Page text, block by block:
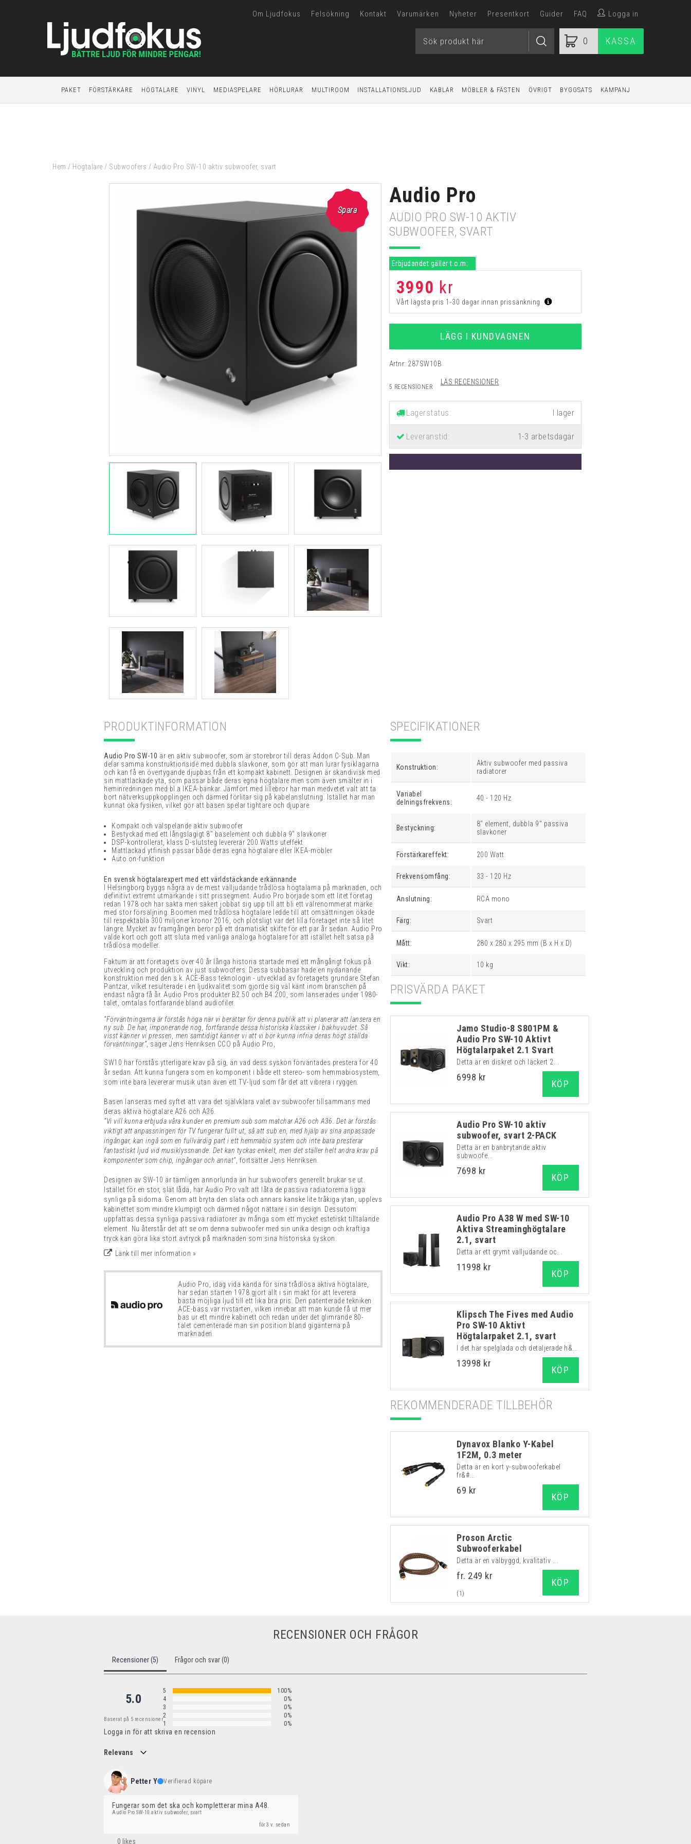
Om Ljudfokus Felsökning Kontakt Varumärken Nyheter Presentkort Guider FAQ Logga in
0 KASSA
PAKET FÖRSTÄRKARE HÖGTALARE VINYL MEDIASPELARE HÖRLURAR MULTIROOM INSTALLATIONSLJUD KABLAR MÖBLER & FÄSTEN ÖVRIGT BYGGSATS KAMPANJ
Hem / Högtalare / Subwoofers / Audio Pro SW-10 aktiv subwoofer, svart
Spara
Audio Pro
AUDIO PRO SW-10 AKTIV
SUBWOOFER, SVART
Erbjudandet gäller t.o.m:
3990 kr
Vårt lägsta pris 1-30 dagar innan prissänkning
LÄGG I KUNDVAGNEN
Artnr: 287SW10B
5 RECENSIONER
LÄS RECENSIONER
Lagerstatus:
Leveranstid: 1-3 arbetsdagar
PRODUKTINFORMATION
Audio Pro SW-10 är en aktiv subwoofer, som är storebror till deras Addon C-Sub. Man
delar samma konstruktionsidé med dubbla slavkoner, som gör att man lurar fysiklagarna
och kan få en övertygande djupbas från ett kompakt kabinett. Designen är skandivisk med
sin mattlackade yta, som passar både deras egna högtalare men som även smälter in i
heminredningen med bl.a IKEA-bänkar. Jämfört med lillebror har man medvetet valt att ta
bort nätverksuppkopplingen och därmed förlitar sig på kabelanslutning. Istället har man
kunnat öka fysiken, vilket gör att basen spelar tightare och djupare.
Kompakt och välspelande aktiv subwoofer
Bestyckad med ett långslagigt 8" baselement och dubbla 9" slavkoner
DSP-kontrollerat, klass D-slutsteg levererar 200 Watts uteffekt
Mattlackad ytfinish passar både deras egna högtalare eller IKEA-möbler
Auto on-funktion
En svensk högtalarexpert med ett världstäckande erkännande
I Helsingborg byggs några av de mest välljudande trådlösa högtalarna på marknaden, och
definitivt extremt utmärkande i sitt prissegment. Audio Pro började som ett litet företag
redan 1978 och har sakta men säkert jobbat sig upp till att bli ett välrenommerat märke
med stor försäljning. Boomen med trådlösa högtalare ledde till att omsättningen ökade
till respektabla 300 miljoner kronor 2016, och plötsligt var det lilla företaget inte så litet
längre. Mycket av framgången beror på ett dramatiskt skifte för ett par år sedan. Audio Pro
valde kort och gott att sluta med vanliga analoga högtalare för att istället helt satsa på
trådlösa modeller.
Faktum är att företagets över 40 år långa historia startade med ett mångårigt fokus på
utveckling och produktion av just subwoofers. Dessa subbasar hade en nydanande
konstruktion med den s.k. ACE-Bass teknologin - utvecklad av företagets grundare Stefan
Pantzar, vilket resulterade i en ljudkvalitet som gjorde sig väl känt inom branschen på
endast några få år. Audio Pros produkter B2.50 och B4.200, som lanserades under 1980-
talet, omtalas fortfarande bland audiofiler.
”Förväntningarna är förstås höga när vi berättar för denna publik att vi planerar att lansera en
ny sub. De har, imponerande nog, fortfarande dessa historiska klassiker i bakhuvudet. Så
visst känner vi pressen, men samtidigt känner vi att vi bör kunna infria deras högt ställda
förväntningar”, säger Jens Henriksen CCO på Audio Pro,
SW10 har förstås ytterligare krav på sig, än vad dess syskon förväntades prestera för 40
år sedan. Att kunna fungera som en komponent i både ett stereo- som hemmabiosystem,
som inte bara levererar musik utan även ett TV-ljud som får det att vibrera i ryggen.
Basen lanseras med syftet att vara det självklara valet av subwoofer tillsammans med
deras aktiva högtalare A26 och A36.
”Vi vill kunna erbjuda våra kunder en premium sub som matchar A26 och A36. Det är förstås
viktigt att anpassningen för TV fungerar fullt ut, så att sub:en, med hjälp av sina anpassade
ingångar, kan ingå som en fullvärdig part i ett hemmabio system och inte bara presterar
fantastiskt ljud vid musiklyssnande. Det kan tyckas enkelt, men det ställer helt andra krav på
komponenter som chip, ingångar och annat”, fortsätter Jens Henriksen.
Designen av SW-10 är tämligen annorlunda än hur subwoofers generellt brukar se ut.
Istället för en stor, slät låda, har Audio Pro valt att låta de passiva radiatorerna ligga
synliga på sidorna. Genom att bryta den släta och annars kanske lite tråkiga ytan, upplevs
kabinettet som mindre klumpigt och därmed något nättare i sin design. Dessutom
uppfattas dessa synliga passiva radiatorer av många som ett mycket estetiskt tilltalande
element. Nu återstår det att se om denna subwoofer med sin unika design och kraftiga
tryck kan göra lika stort avtryck på marknaden som sina historiska syskon.
Länk till mer information »
Audio Pro, idag vida kända för sina trådlösa aktiva högtalare,
har sedan starten 1978 gjort allt i sin makt för att leverera
bästa möjliga ljud till ett lika bra pris. Den patenterade tekniken
ACE-bass var rivstarten, vilken innebar att man kunde få ut mer
bas ur ett mindre kabinett och redan under det glimrande 80-
talet cementerade man sin position bland giganterna på
marknaden.
SPECIFIKATIONER
Konstruktion:
Aktiv subwoofer med passiva
radiatorer
Variabel
delningsfrekvens:
40 - 120 Hz
Bestyckning:
8" element, dubbla 9" passiva
slavkoner
Förstärkareffekt: 200 Watt
Frekvensomfång: 33 - 120 Hz
Anslutning: RCA mono
Färg: Svart
Mått: 280 x 280 x 295 mm (B x H x D)
Vikt: 10 kg
PRISVÄRDA PAKET
Jamo Studio-8 S801PM &
Audio Pro SW-10 Aktivt
Högtalarpaket 2.1 Svart
Detta är en diskret och läckert 2...
6998 kr
KÖP
Audio Pro SW-10 aktiv
subwoofer, svart 2-PACK
Detta är en banbrytande aktiv
subwoofe...
7698 kr
KÖP
Audio Pro A38 W med SW-10
Aktiva Streaminghögtalare
2.1, svart
Detta är ett grymt välljudande oc...
11998 kr
KÖP
Klipsch The Fives med Audio
Pro SW-10 Aktivt
Högtalarpaket 2.1, svart
I det här spelglada och detaljerade h&...
13998 kr
KÖP
REKOMMENDERADE TILLBEHÖR
Dynavox Blanko Y-Kabel
1F2M, 0.3 meter
Detta är en kort y-subwooferkabel
fr&#...
69 kr
KÖP
Proson Arctic
Subwooferkabel
Detta är en välbyggd, kvalitativ ...
fr. 249 kr
(1)
KÖP
RECENSIONER OCH FRÅGOR
Recensioner (5) Frågor och svar (0)
5.0
Baserat på 5 recensioner
5
100%
4
0%
3
0%
2
0%
1
0%
Logga in för att skriva en recension
Relevans
Petter Y Verifierad köpare
Fungerar som det ska och kompletterar mina A48.
Audio Pro SW-10 aktiv subwoofer, svart
för 3 v. sedan
0 likes